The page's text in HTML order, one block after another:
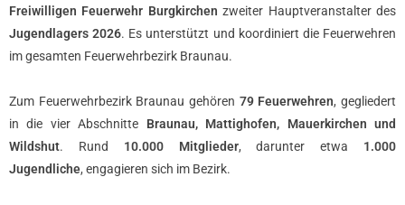
Freiwilligen Feuerwehr Burgkirchen zweiter Hauptveranstalter des
Jugendlagers 2026. Es unterstützt und koordiniert die Feuerwehren
im gesamten Feuerwehrbezirk Braunau.
Zum Feuerwehrbezirk Braunau gehören 79 Feuerwehren, gegliedert
in die vier Abschnitte Braunau, Mattighofen, Mauerkirchen und
Wildshut. Rund 10.000 Mitglieder, darunter etwa 1.000
Jugendliche, engagieren sich im Bezirk.